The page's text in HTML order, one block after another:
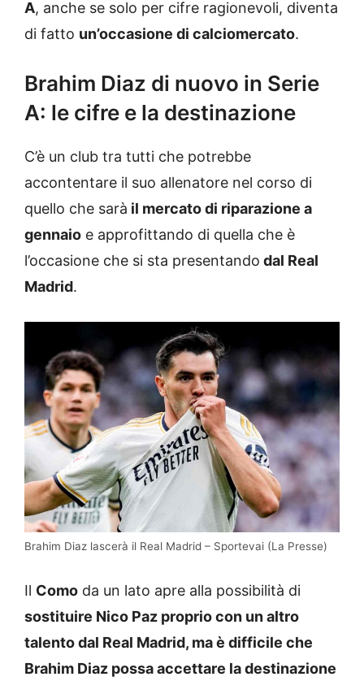
A, anche se solo per cifre ragionevoli, diventa
di fatto un’occasione di calciomercato.
Brahim Diaz di nuovo in Serie
A: le cifre e la destinazione
C’è un club tra tutti che potrebbe
accontentare il suo allenatore nel corso di
quello che sarà il mercato di riparazione a
gennaio e approfittando di quella che è
l’occasione che si sta presentando dal Real
Madrid.
Brahim Diaz lascerà il Real Madrid – Sportevai (La Presse)
Il Como da un lato apre alla possibilità di
sostituire Nico Paz proprio con un altro
talento dal Real Madrid, ma è difficile che
Brahim Diaz possa accettare la destinazione